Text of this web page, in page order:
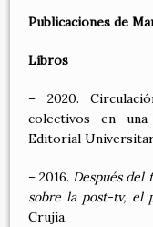
Publicaciones de
Libros
– 2020.
colectivos en una
Editorial
– 2016. Después del
sobre la post-tv, el
Crujía.